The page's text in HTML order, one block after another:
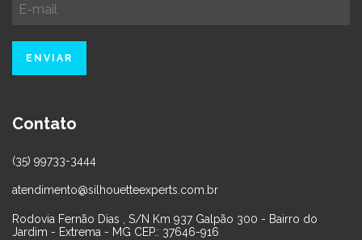
Contato
(35) 99733-3444
atendimento@silhouetteexperts.com.br
Rodovia Fernão Dias , S/N Km 937 Galpão 300 - Bairro do
Jardim - Extrema - MG CEP.: 37646-916